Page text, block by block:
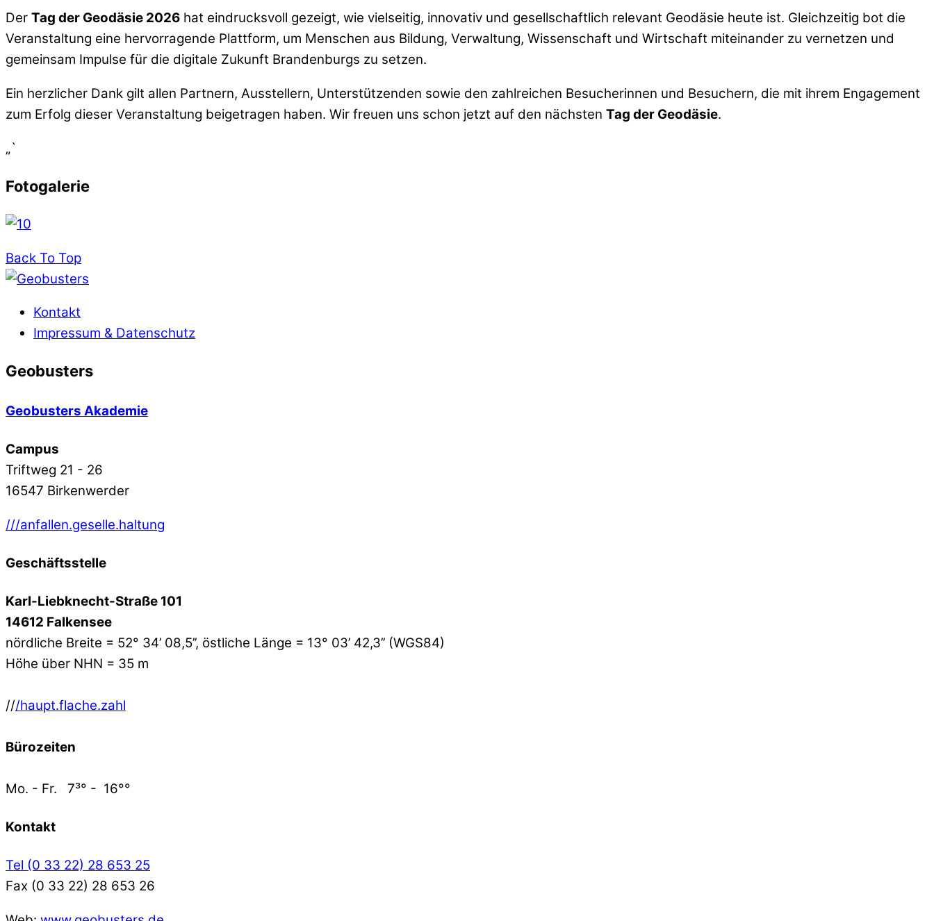
Der Tag der Geodäsie 2026 hat eindrucksvoll gezeigt, wie vielseitig, innovativ und gesellschaftlich relevant Geodäsie heute ist. Gleichzeitig bot die
Veranstaltung eine hervorragende Plattform, um Menschen aus Bildung, Verwaltung, Wissenschaft und Wirtschaft miteinander zu vernetzen und
gemeinsam Impulse für die digitale Zukunft Brandenburgs zu setzen.
Ein herzlicher Dank gilt allen Partnern, Ausstellern, Unterstützenden sowie den zahlreichen Besucherinnen und Besuchern, die mit ihrem Engagement
zum Erfolg dieser Veranstaltung beigetragen haben. Wir freuen uns schon jetzt auf den nächsten Tag der Geodäsie.
„`
Fotogalerie
Back To Top
Kontakt
Impressum & Datenschutz
Geobusters
Geobusters Akademie
Campus
Triftweg 21 - 26
16547 Birkenwerder
///anfallen.geselle.haltung
Geschäftsstelle
Karl-Liebknecht-Straße 101
14612 Falkensee
nördliche Breite = 52° 34’ 08,5’’, östliche Länge = 13° 03’ 42,3’’ (WGS84)
Höhe über NHN = 35 m
///haupt.flache.zahl
Bürozeiten
Mo. - Fr. 7³° - 16°°
Kontakt
Tel (0 33 22) 28 653 25
Fax (0 33 22) 28 653 26